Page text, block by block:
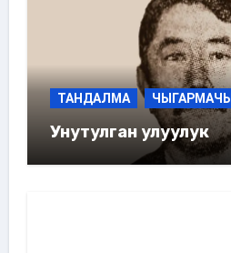
ТАНДАЛМА
Унутулган улуулук